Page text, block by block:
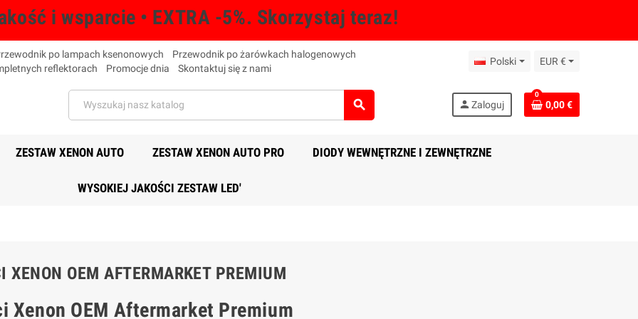
i wsparcie • EXTRA -5%. Skorzystaj teraz!
po lampach ksenonowych
Przewodnik po żarówkach halogenowych
reflektorach Promocje dnia Skontaktuj się z nami
Polski EUR €
search person Zaloguj
0
0,00 €
ZESTAW XENON AUTO ZESTAW XENON AUTO PRO DIODY WEWNĘTRZNE I ZEWNĘTRZNE
WYSOKIEJ JAKOŚCI ZESTAW LED'
XENON OEM AFTERMARKET PREMIUM
Xenon OEM Aftermarket Premium